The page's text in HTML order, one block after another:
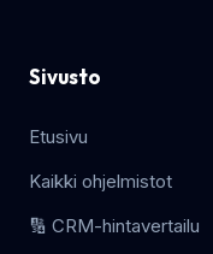
Sivusto
Etusivu
Kaikki ohjelmistot
🔢 CRM-hintavertailu